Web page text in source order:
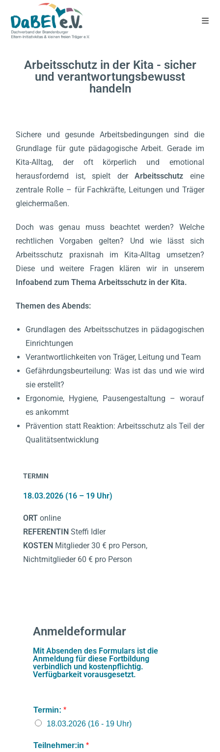
Arbeitsschutz in der Kita - sicher
und verantwortungsbewusst
handeln
Sichere und gesunde Arbeitsbedingungen sind die
Grundlage für gute pädagogische Arbeit. Gerade im
Kita-Alltag, der oft körperlich und emotional
herausfordernd ist, spielt derArbeitsschutz eine
zentrale Rolle – für Fachkräfte, Leitungen und Träger
gleichermaßen.
Doch was genau muss beachtet werden? Welche
rechtlichen Vorgaben gelten? Und wie lässt sich
Arbeitsschutz praxisnah im Kita-Alltag umsetzen?
Diese und weitere Fragen klären wir in unserem
Infoabend zum Thema Arbeitsschutz in der Kita.
Themen des Abends:
Grundlagen des Arbeitsschutzes in pädagogischen
Einrichtungen
Verantwortlichkeiten von Träger, Leitung und Team
Gefährdungsbeurteilung: Was ist das und wie wird
sie erstellt?
Ergonomie, Hygiene, Pausengestaltung – worauf
es ankommt
Prävention statt Reaktion: Arbeitsschutz als Teil der
Qualitätsentwicklung
TERMIN
18.03.2026 (16 – 19 Uhr)
ORTonline
REFERENTINSteffi Idler
KOSTEN Mitglieder 30 € pro Person,
Nichtmitglieder 60 € pro Person
Anmeldeformular
Mit Absenden des Formulars ist die
Anmeldung für diese Fortbildung
verbindlich und kostenpflichtig.
Verfügbarkeit vorausgesetzt.
Termin:*
18.03.2026 (16 - 19 Uhr)
Teilnehmer:in*